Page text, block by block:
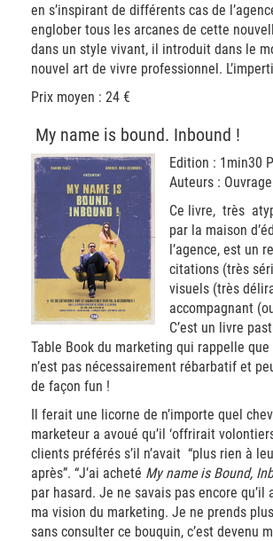
en s’inspirant de différents cas de
englober tous les arcanes de cette
dans un style vivant, il introduit dans le
nouvel art de vivre professionnel.
Prix moyen : 24 €
My name is bound. Inbound !
Edition : 1min30
Auteurs :
Ce livre, très
par la maison
l’agence, est un
citations (très
visuels (très
accompagnant
C’est un livre
Table Book du marketing qui rappelle
n’est pas nécessairement rébarbatif et
de façon fun !
Il ferait une licorne de n’importe quel
marketeur a avoué qu’il ‘offrirait
clients préférés s’il n’avait “plus rien à
après”. “J’ai acheté My name is Bound,
par hasard. Je ne savais pas encore qu’il
ma vision du marketing. Je ne prends
sans consulter ce bouquin, c’est devenu